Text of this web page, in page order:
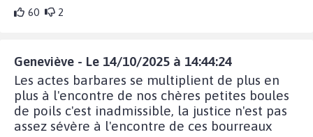
60 2
Geneviève - Le 14/10/2025 à 14:44:24
Les actes barbares se multiplient de plus en
plus à l'encontre de nos chères petites boules
de poils c'est inadmissible, la justice n'est pas
assez sévère à l'encontre de ces bourreaux